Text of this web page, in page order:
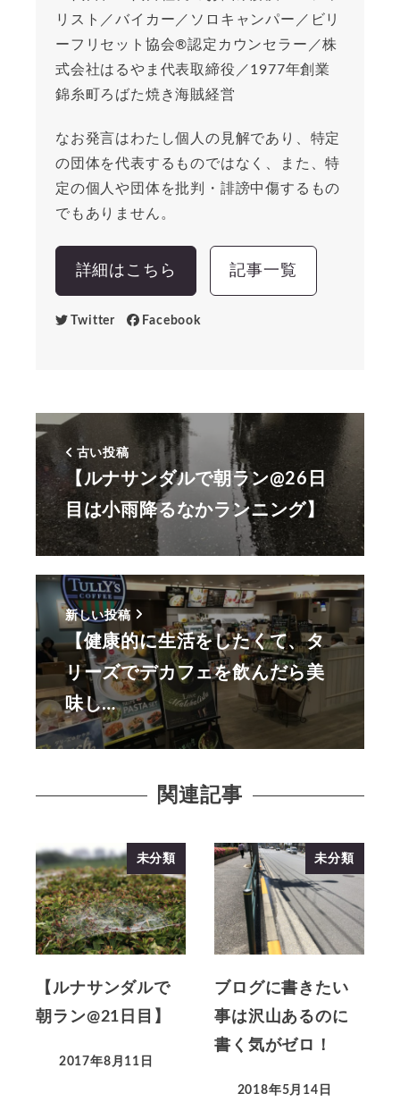
リスト／バイカー／ソロキャンパー／ビリ
ーフリセット協会®︎認定カウンセラー／株
式会社はるやま代表取締役／1977年創業
錦糸町ろばた焼き海賊経営
なお発言はわたし個人の見解であり、特定
の団体を代表するものではなく、また、特
定の個人や団体を批判・誹謗中傷するもの
でもありません。
詳細はこちら 記事一覧
Twitter Facebook
古い投稿
【ルナサンダルで朝ラン@26日
目は小雨降るなかランニング】
新しい投稿
【健康的に生活をしたくて、タ
リーズでデカフェを飲んだら美
味し…
関連記事
未分類
【ルナサンダルで
朝ラン@21日目】
2017年8月11日
未分類
ブログに書きたい
事は沢山あるのに
書く気がゼロ！
2018年5月14日